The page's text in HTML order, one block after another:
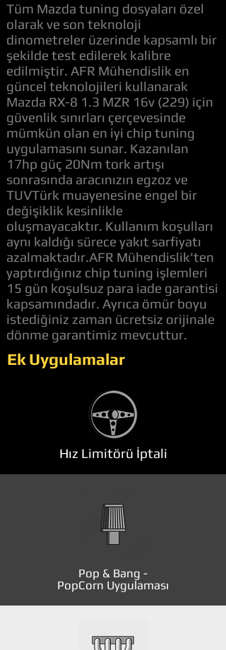
Tüm Mazda tuning dosyaları özel
olarak ve son teknoloji
dinometreler üzerinde kapsamlı bir
şekilde test edilerek kalibre
edilmiştir. AFR Mühendislik en
güncel teknolojileri kullanarak
Mazda RX-8 1.3 MZR 16v (229) için
güvenlik sınırları çerçevesinde
mümkün olan en iyi chip tuning
uygulamasını sunar. Kazanılan
17hp güç 20Nm tork artışı
sonrasında aracınızın egzoz ve
TUVTürk muayenesine engel bir
değişiklik kesinlikle
oluşmayacaktır. Kullanım koşulları
aynı kaldığı sürece yakıt sarfiyatı
azalmaktadır.AFR Mühendislik'ten
yaptırdığınız chip tuning işlemleri
15 gün koşulsuz para iade garantisi
kapsamındadır. Ayrıca ömür boyu
istediğiniz zaman ücretsiz orijinale
dönme garantimiz mevcuttur.
Ek Uygulamalar
Hız Limitörü İptali
Pop & Bang -
PopCorn Uygulaması